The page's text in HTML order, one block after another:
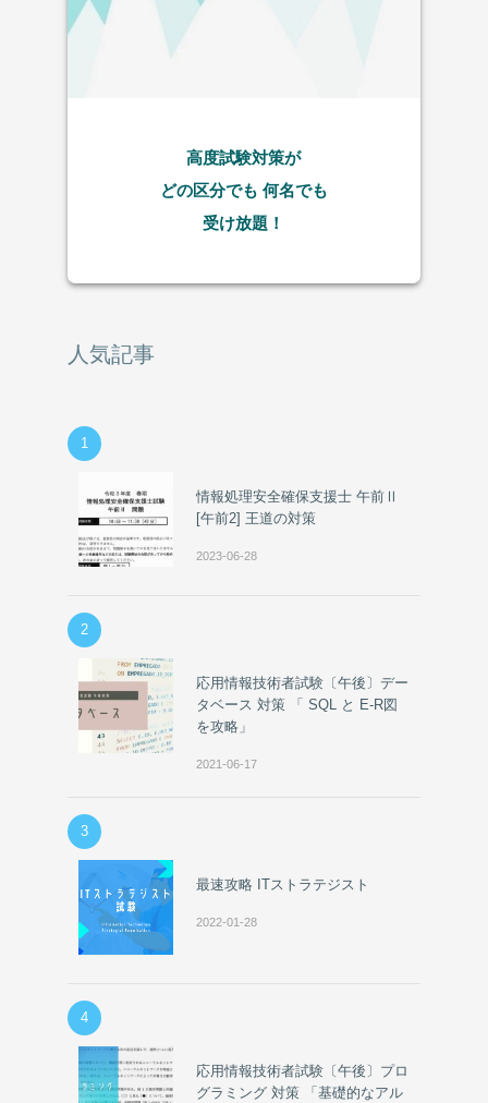
高度試験対策が
どの区分でも 何名でも
受け放題！
人気記事
1
情報処理安全確保支援士 午前Ⅱ
[午前2] 王道の対策
2023-06-28
2
応用情報技術者試験〔午後〕デー
タベース 対策 「 SQL と E-R図
を攻略」
2021-06-17
3
最速攻略 ITストラテジスト
2022-01-28
4
応用情報技術者試験〔午後〕プロ
グラミング 対策 「基礎的なアル